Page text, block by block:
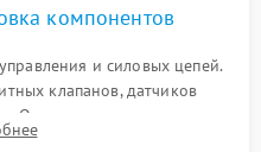
компонентов
и силовых цепей.
клапанов, датчиков
Оценка степени износа
колец гидросистемы